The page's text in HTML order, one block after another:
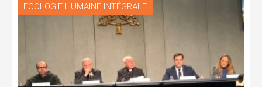
ECOLOGIE HUMAINE INTÉGRALE